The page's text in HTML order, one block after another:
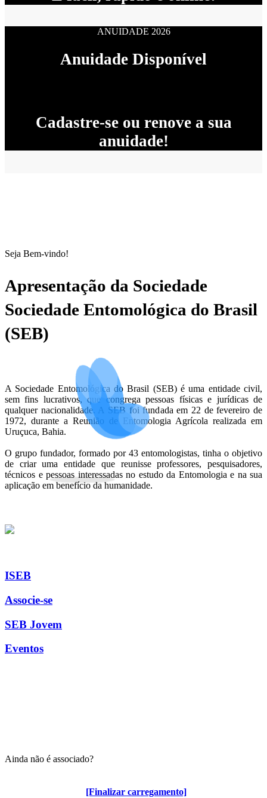
[Finalizar carregamento]
ANUIDADE 2026
Anuidade Disponível
Cadastre-se ou renove a sua
anuidade!
Seja Bem-vindo!
Apresentação da Sociedade
Sociedade Entomológica do Brasil
(SEB)
A Sociedade Entomológica do Brasil (SEB) é uma entidade civil,
sem fins lucrativos, que congrega pessoas físicas e jurídicas de
qualquer nacionalidade. A SEB foi fundada em 22 de fevereiro de
1972, durante a Reunião de Entomologia Agrícola realizada em
Uruçuca, Bahia.
O grupo fundador, formado por 43 entomologistas, tinha o objetivo
de criar uma entidade que reunisse professores, pesquisadores,
técnicos e pessoas interessadas no estudo da Entomologia e na sua
aplicação em benefício da humanidade.
ISEB
Associe-se
SEB Jovem
Eventos
Ainda não é associado?
Algumas vantagens para associados